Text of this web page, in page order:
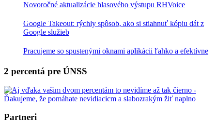
Novoročné aktualizácie hlasového výstupu RHVoice
Google Takeout: rýchly spôsob, ako si stiahnuť kópiu dát z
Google služieb
Pracujeme so spustenými oknami aplikácii ľahko a efektívne
2 percentá pre ÚNSS
Partneri